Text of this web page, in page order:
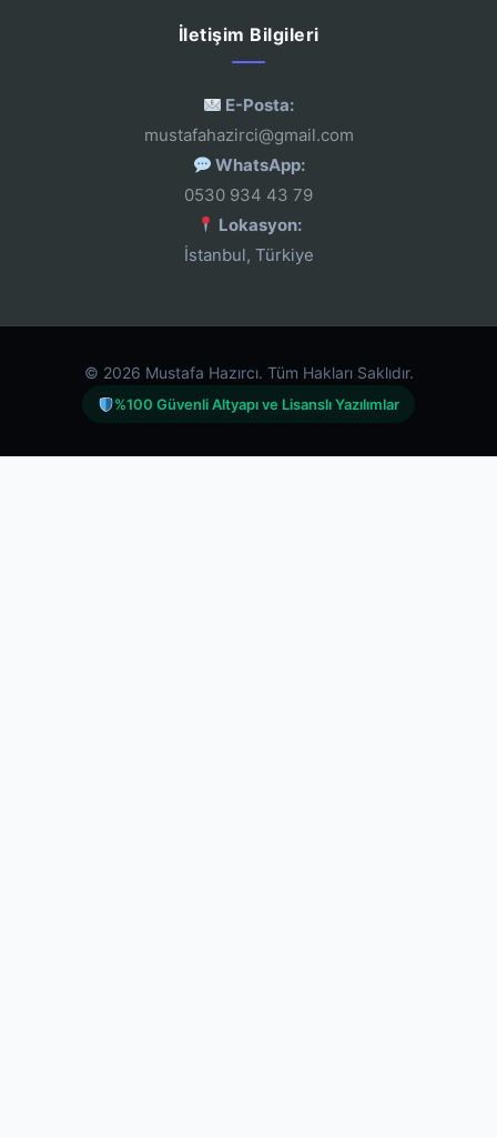
İletişim Bilgileri
E-Posta:
mustafahazirci@gmail.com
WhatsApp:
0530 934 43 79
Lokasyon:
İstanbul, Türkiye
© 2026 Mustafa Hazırcı. Tüm Hakları Saklıdır.
%100 Güvenli Altyapı ve Lisanslı Yazılımlar